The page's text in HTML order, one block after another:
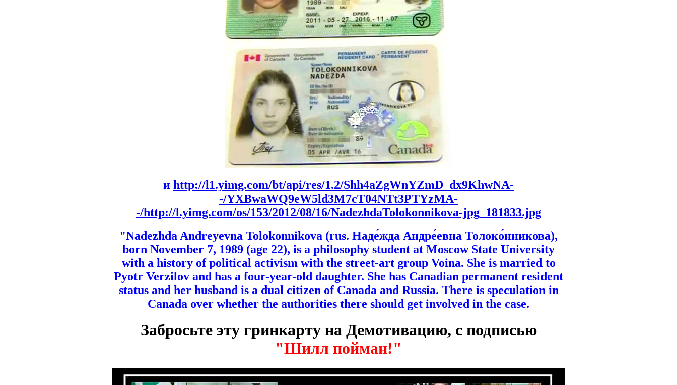
и http://l1.yimg.com/bt/api/res/1.2/Shh4aZgWnYZmD_dx9KhwNA-
-/YXBwaWQ9eW5ld3M7cT04NTt3PTYzMA-
-/http://l.yimg.com/os/153/2012/08/16/NadezhdaTolokonnikova-jpg_181833.jpg
"Nadezhda Andreyevna Tolokonnikova (rus. Наде́жда Андре́евна Толоко́нникова),
born November 7, 1989 (age 22), is a philosophy student at Moscow State University
with a history of political activism with the street-art group Voina. She is married to
Pyotr Verzilov and has a four-year-old daughter. She has Canadian permanent resident
status and her husband is a dual citizen of Canada and Russia. There is speculation in
Canada over whether the authorities there should get involved in the case.
Забросьте эту гринкарту на Демотивацию, с подписью
"Шилл пойман!"